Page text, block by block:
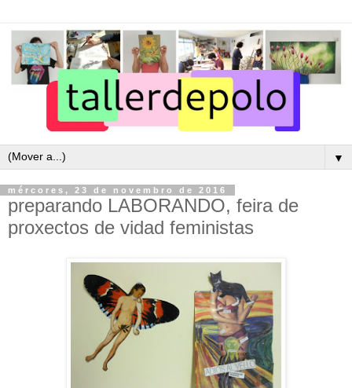
▼
mércores, 23 de novembro de 2016
preparando LABORANDO, feira de
proxectos de vidad feministas